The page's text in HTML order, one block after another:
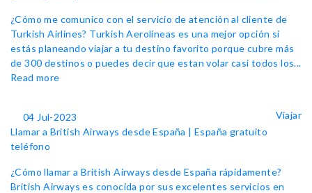
¿Cómo me comunico con el servicio de atención al cliente de
Turkish Airlines? Turkish Aerolíneas es una mejor opción si
estás planeando viajar a tu destino favorito porque cubre más
de 300 destinos o puedes decir que estan volar casi todos los...
Read more
04 Jul-2023
Viajar
Llamar a British Airways desde España | España gratuito
teléfono
¿Cómo llamar a British Airways desde España rápidamente?
British Airways es conocida por sus excelentes servicios en